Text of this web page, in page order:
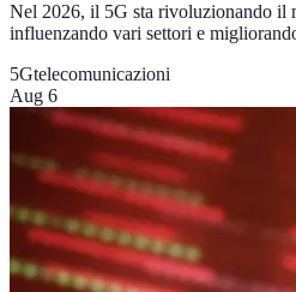
Nel 2026, il 5G sta rivoluzionando il
influenzando vari settori e
5Gtelecomunicazioni
Aug 6